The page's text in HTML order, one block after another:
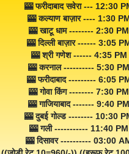
🎰 फरीदाबाद सवेरा --- 12:30
🎰 कल्याण बाज़ार ---- 1:30
🎰 खाटू धाम -------- 2:30 PM
🎰 दिल्ली बाज़ार ------ 3:05
🎰 श्री गणेश ------ 4:35 PM
🎰 करनाल ---------- 5:30 PM
🎰 फरीदाबाद --------- 6:05
🎰 गोवा किंग -------- 7:30 PM
🎰 गाजियाबाद ------- 9:40 PM
🎰 दुबई गोल्ड -------- 10:30
🎰 गली ----------- 11:40 PM
🎰 दिसावर ---------- 03:00